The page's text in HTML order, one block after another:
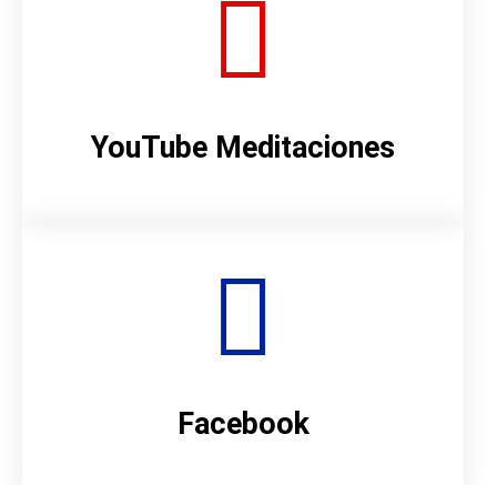
YouTube Meditaciones
Facebook